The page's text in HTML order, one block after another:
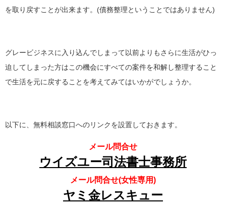
を取り戻すことが出来ます。(債務整理ということではありません)
グレービジネスに入り込んでしまって以前よりもさらに生活がひっ
迫してしまった方はこの機会にすべての案件を和解し整理すること
で生活を元に戻することを考えてみてはいかがでしょうか。
以下に、無料相談窓口へのリンクを設置しておきます。
メール問合せ
ウイズユー司法書士事務所
メール問合せ(女性専用)
ヤミ金レスキュー